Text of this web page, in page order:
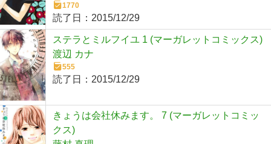
1770
読了日： 2015/12/29
ステラとミルフイユ 1 (マーガレットコミックス)
渡辺 カナ
555
読了日： 2015/12/29
きょうは会社休みます。 7 (マーガレットコミッ
クス)